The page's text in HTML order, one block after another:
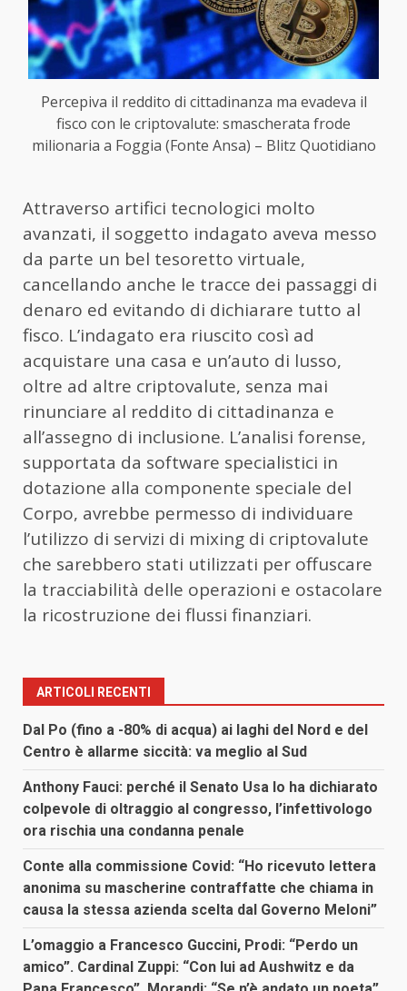
Percepiva il reddito di cittadinanza ma evadeva il
fisco con le criptovalute: smascherata frode
milionaria a Foggia (Fonte Ansa) – Blitz Quotidiano
Attraverso artifici tecnologici molto
avanzati, il soggetto indagato aveva messo
da parte un bel tesoretto virtuale,
cancellando anche le tracce dei passaggi di
denaro ed evitando di dichiarare tutto al
fisco. L’indagato era riuscito così ad
acquistare una casa e un’auto di lusso,
oltre ad altre criptovalute, senza mai
rinunciare al reddito di cittadinanza e
all’assegno di inclusione. L’analisi forense,
supportata da software specialistici in
dotazione alla componente speciale del
Corpo, avrebbe permesso di individuare
l’utilizzo di servizi di mixing di criptovalute
che sarebbero stati utilizzati per offuscare
la tracciabilità delle operazioni e ostacolare
la ricostruzione dei flussi finanziari.
ARTICOLI RECENTI
Dal Po (fino a -80% di acqua) ai laghi del Nord e del
Centro è allarme siccità: va meglio al Sud
Anthony Fauci: perché il Senato Usa lo ha dichiarato
colpevole di oltraggio al congresso, l’infettivologo
ora rischia una condanna penale
Conte alla commissione Covid: “Ho ricevuto lettera
anonima su mascherine contraffatte che chiama in
causa la stessa azienda scelta dal Governo Meloni”
L’omaggio a Francesco Guccini, Prodi: “Perdo un
amico”. Cardinal Zuppi: “Con lui ad Aushwitz e da